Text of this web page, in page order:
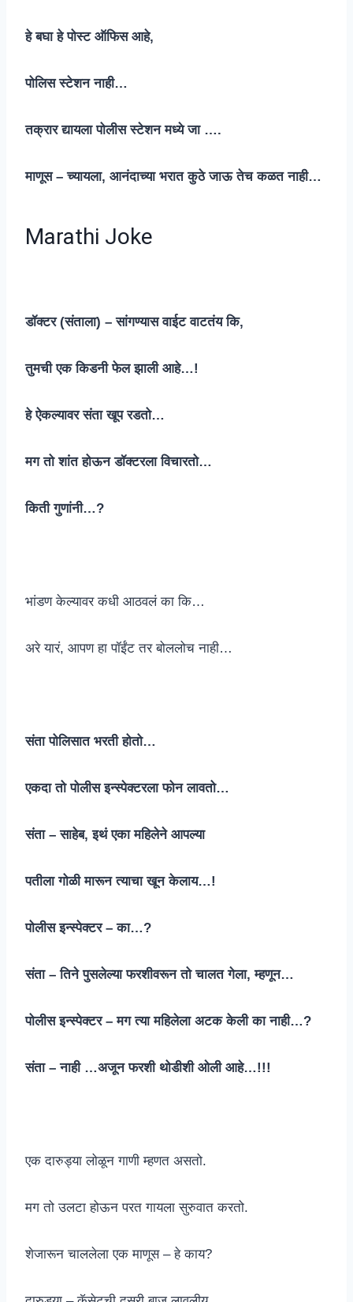
हे बघा हे पोस्ट ऑफिस आहे,
पोलिस स्टेशन नाही…
तक्रार द्यायला पोलीस स्टेशन मध्ये जा ….
माणूस – च्यायला, आनंदाच्या भरात कुठे जाऊ तेच कळत नाही…
Marathi Joke
डॉक्टर (संताला) – सांगण्यास वाईट वाटतंय कि,
तुमची एक किडनी फेल झाली आहे…!
हे ऐकल्यावर संता खूप रडतो…
मग तो शांत होऊन डॉक्टरला विचारतो…
किती गुणांनी…?
भांडण केल्यावर कधी आठवलं का कि…
अरे यारं, आपण हा पॉईंट तर बोललोच नाही…
संता पोलिसात भरती होतो…
एकदा तो पोलीस इन्स्पेक्टरला फोन लावतो…
संता – साहेब, इथं एका महिलेने आपल्या
पतीला गोळी मारून त्याचा खून केलाय…!
पोलीस इन्स्पेक्टर – का…?
संता – तिने पुसलेल्या फरशीवरून तो चालत गेला, म्हणून…
पोलीस इन्स्पेक्टर – मग त्या महिलेला अटक केली का नाही…?
संता – नाही …अजून फरशी थोडीशी ओली आहे…!!!
एक दारुड्या लोळून गाणी म्हणत असतो.
मग तो उलटा होऊन परत गायला सुरुवात करतो.
शेजारून चाललेला एक माणूस – हे काय?